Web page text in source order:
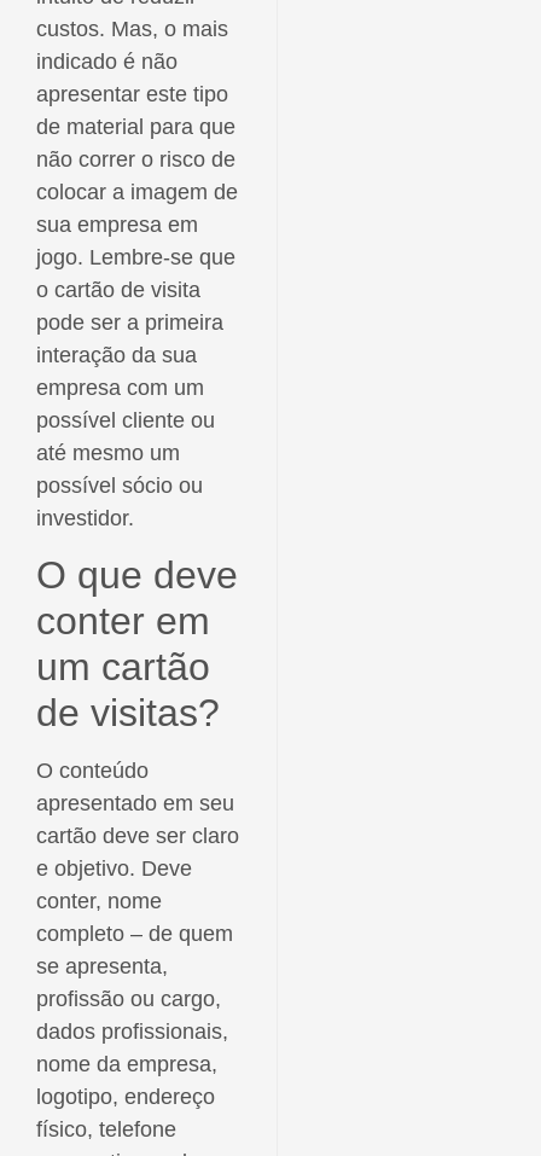
custos. Mas, o mais
indicado é não
apresentar este tipo
de material para que
não correr o risco de
colocar a imagem de
sua empresa em
jogo. Lembre-se que
o cartão de visita
pode ser a primeira
interação da sua
empresa com um
possível cliente ou
até mesmo um
possível sócio ou
investidor.
O que deve
conter em
um cartão
de visitas?
O conteúdo
apresentado em seu
cartão deve ser claro
e objetivo. Deve
conter, nome
completo – de quem
se apresenta,
profissão ou cargo,
dados profissionais,
nome da empresa,
logotipo, endereço
físico, telefone